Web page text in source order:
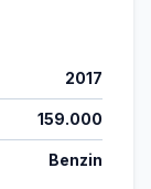
2017
159.000
Benzin